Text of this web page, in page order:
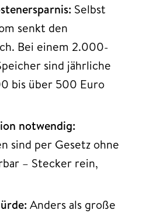
Selbst
senkt den
Bei einem 2.000-
sind jährliche
bis über 500 Euro
notwendig:
sind per Gesetz ohne
– Stecker rein,
Anders als große